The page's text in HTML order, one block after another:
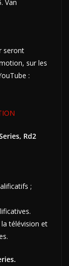
Van
seront
sur les
:
Rd2
;
télévision et